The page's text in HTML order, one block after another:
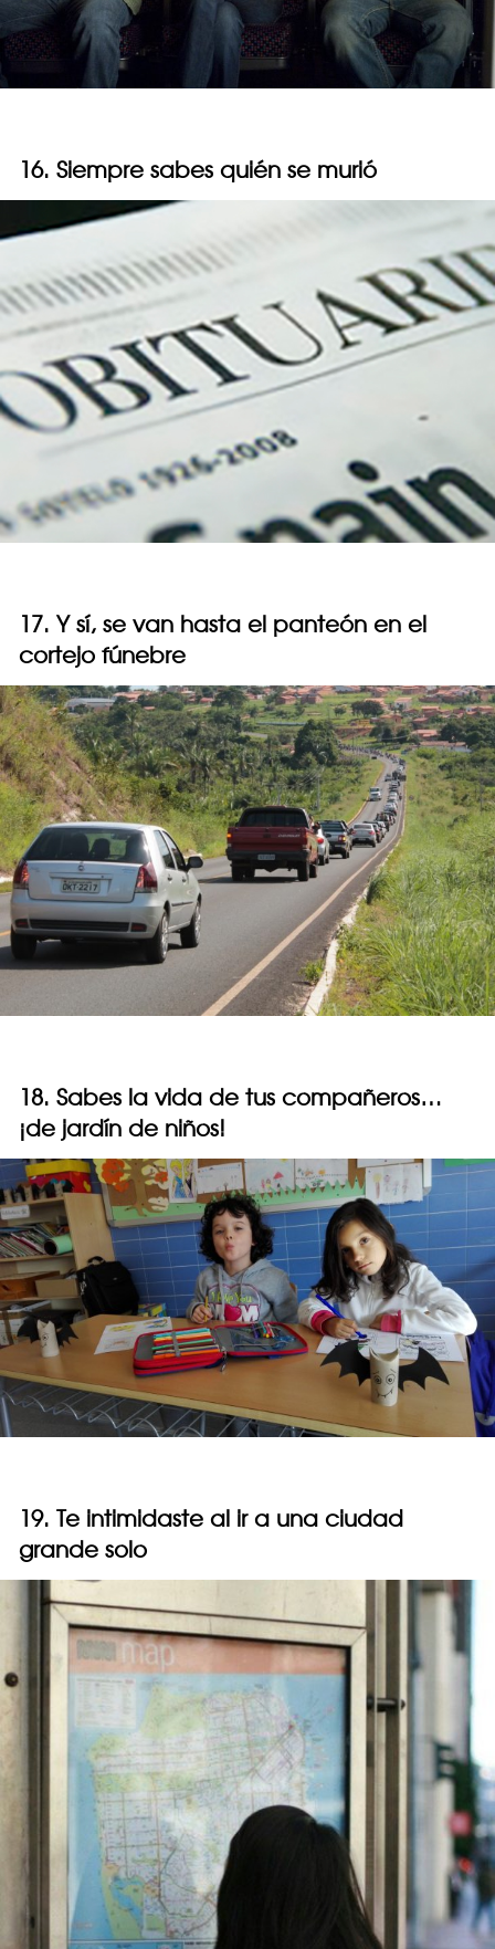
16. Siempre sabes quién se murió
17. Y sí, se van hasta el panteón en el
cortejo fúnebre
18. Sabes la vida de tus compañeros…
¡de jardín de niños!
19. Te intimidaste al ir a una ciudad
grande solo